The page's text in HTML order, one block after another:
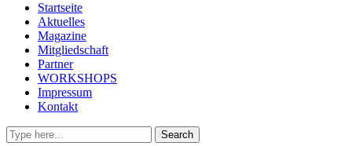
Startseite
Aktuelles
Magazine
Mitgliedschaft
Partner
WORKSHOPS
Impressum
Kontakt